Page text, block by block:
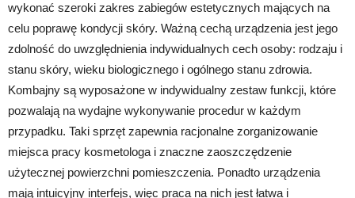
wykonać szeroki zakres zabiegów estetycznych mających na
celu poprawę kondycji skóry. Ważną cechą urządzenia jest jego
zdolność do uwzględnienia indywidualnych cech osoby: rodzaju i
stanu skóry, wieku biologicznego i ogólnego stanu zdrowia.
Kombajny są wyposażone w indywidualny zestaw funkcji, które
pozwalają na wydajne wykonywanie procedur w każdym
przypadku. Taki sprzęt zapewnia racjonalne zorganizowanie
miejsca pracy kosmetologa i znaczne zaoszczędzenie
użytecznej powierzchni pomieszczenia. Ponadto urządzenia
mają intuicyjny interfejs, więc praca na nich jest łatwa i